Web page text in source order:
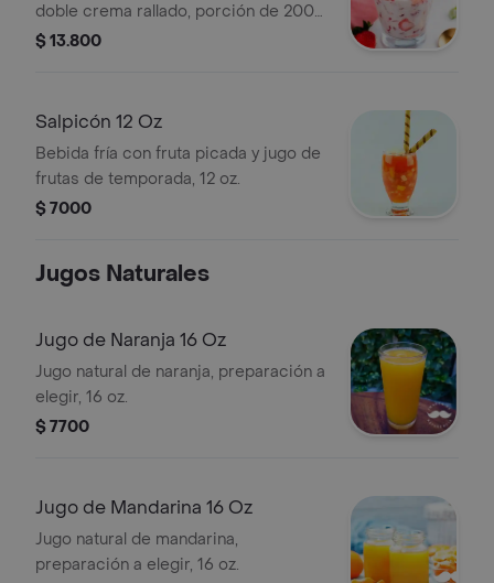
doble crema rallado, porción de 200
gr.
$ 13.800
Salpicón 12 Oz
Bebida fría con fruta picada y jugo de
frutas de temporada, 12 oz.
$ 7000
Jugos Naturales
Jugo de Naranja 16 Oz
Jugo natural de naranja, preparación a
elegir, 16 oz.
$ 7700
Jugo de Mandarina 16 Oz
Jugo natural de mandarina,
preparación a elegir, 16 oz.